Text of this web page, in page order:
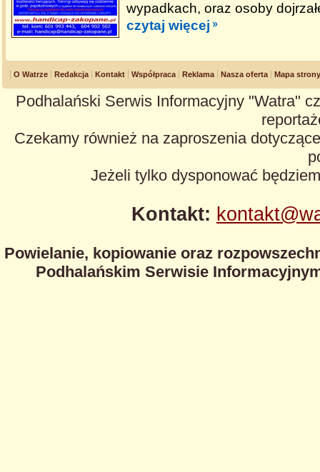
wypadkach, oraz osoby
czytaj więcej
O Watrze Redakcja Kontakt Współpraca Reklama Nasza oferta Mapa strony
Podhalański Serwis Informacyjny "Watra"
Czekamy również na zaproszenia
Jeżeli tylko dysponować
Kontakt:
Powielanie, kopiowanie oraz
Podhalańskim Serwisie